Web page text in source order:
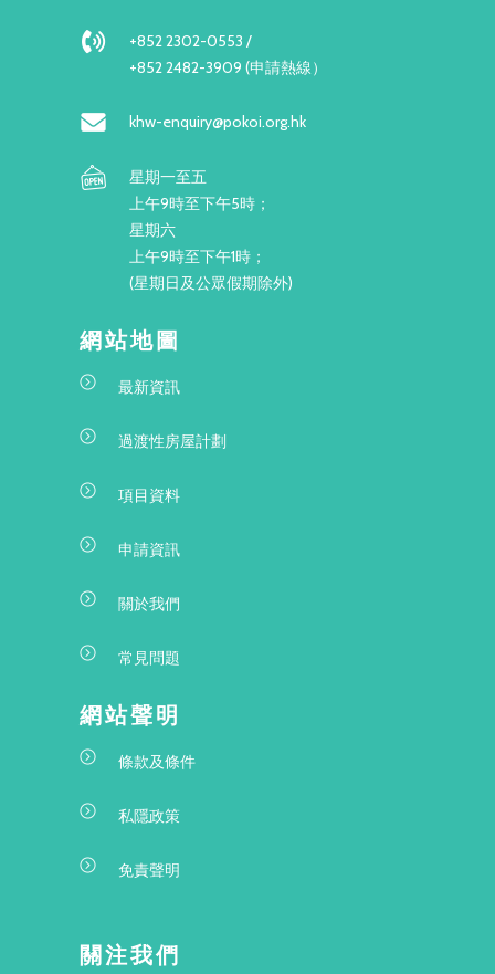
+852 2302-0553 /
+852 2482-3909 (申請熱線）
khw-enquiry@pokoi.org.hk
星期一至五
上午9時至下午5時；
星期六
上午9時至下午1時；
(星期日及公眾假期除外)
網站地圖
最新資訊
過渡性房屋計劃
項目資料
申請資訊
關於我們
常見問題
網站聲明
條款及條件
私隱政策
免責聲明
關注我們